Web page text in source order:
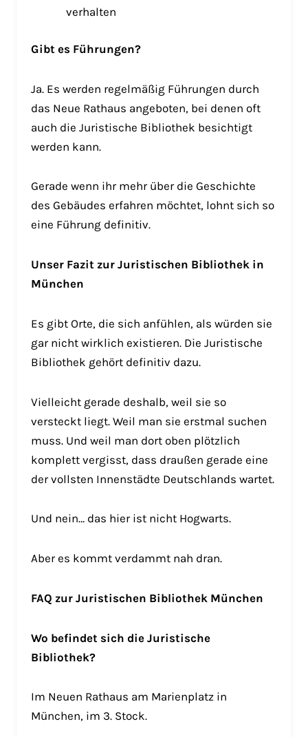
verhalten
Gibt es Führungen?
Ja. Es werden regelmäßig Führungen durch
das Neue Rathaus angeboten, bei denen oft
auch die Juristische Bibliothek besichtigt
werden kann.
Gerade wenn ihr mehr über die Geschichte
des Gebäudes erfahren möchtet, lohnt sich so
eine Führung definitiv.
Unser Fazit zur Juristischen Bibliothek in
München
Es gibt Orte, die sich anfühlen, als würden sie
gar nicht wirklich existieren. Die Juristische
Bibliothek gehört definitiv dazu.
Vielleicht gerade deshalb, weil sie so
versteckt liegt. Weil man sie erstmal suchen
muss. Und weil man dort oben plötzlich
komplett vergisst, dass draußen gerade eine
der vollsten Innenstädte Deutschlands wartet.
Und nein… das hier ist nicht Hogwarts.
Aber es kommt verdammt nah dran.
FAQ zur Juristischen Bibliothek München
Wo befindet sich die Juristische
Bibliothek?
Im Neuen Rathaus am Marienplatz in
München, im 3. Stock.